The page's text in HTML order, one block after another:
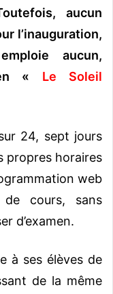
aucun
l’inauguration,
aucun,
« Le Soleil
24, sept jours
propres horaires
web
cours, sans
d’examen.
à ses élèves de
de la même